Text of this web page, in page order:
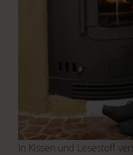
In Kissen und Lesestoff